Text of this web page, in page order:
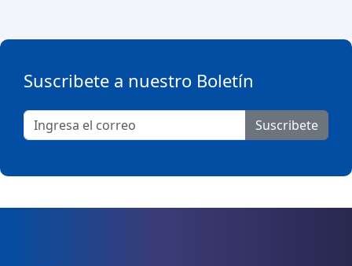
Suscribete a nuestro Boletín
Suscribete